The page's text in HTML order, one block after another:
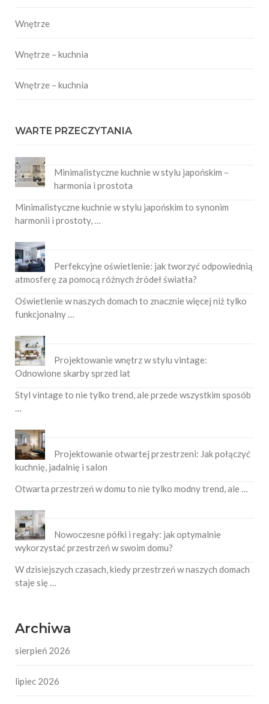
Wnętrze
Wnętrze – kuchnia
Wnętrze – kuchnia
WARTE PRZECZYTANIA
Minimalistyczne kuchnie w stylu japońskim –
harmonia i prostota
Minimalistyczne kuchnie w stylu japońskim to synonim
harmonii i prostoty, …
Perfekcyjne oświetlenie: jak tworzyć odpowiednią
atmosferę za pomocą różnych źródeł światła?
Oświetlenie w naszych domach to znacznie więcej niż tylko
funkcjonalny …
Projektowanie wnętrz w stylu vintage:
Odnowione skarby sprzed lat
Styl vintage to nie tylko trend, ale przede wszystkim sposób
Projektowanie otwartej przestrzeni: Jak połączyć
kuchnię, jadalnię i salon
Otwarta przestrzeń w domu to nie tylko modny trend, ale …
Nowoczesne półki i regały: jak optymalnie
wykorzystać przestrzeń w swoim domu?
W dzisiejszych czasach, kiedy przestrzeń w naszych domach
staje się …
Archiwa
sierpień 2026
lipiec 2026